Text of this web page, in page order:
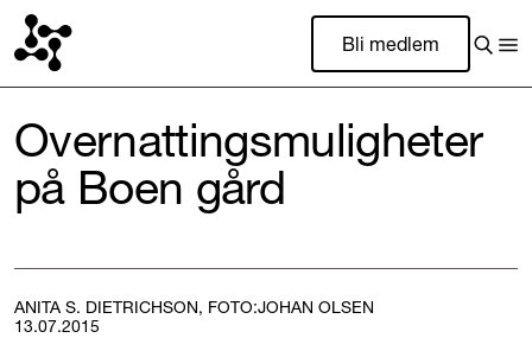
Bli medlem
Overnattingsmuligheter
på Boen gård
ANITA S. DIETRICHSON, FOTO:JOHAN OLSEN
13.07.2015